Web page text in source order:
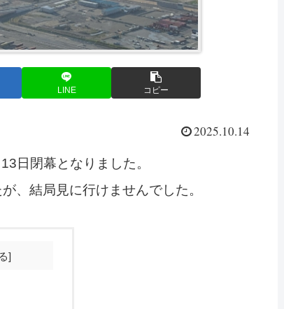
LINE コピー
2025.10.14
日閉幕となりました。
、結局見に行けませんでした。